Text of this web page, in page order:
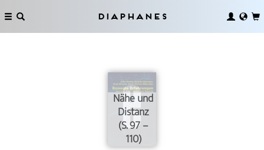
Diaphanes
Nähe und
Distanz
(S. 97 –
110)